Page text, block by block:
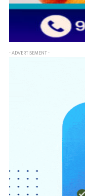
- ADVERTISEMENT -